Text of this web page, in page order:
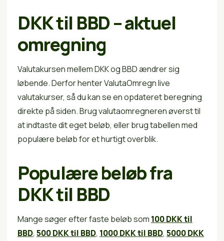
DKK til BBD – aktuel
omregning
Valutakursen mellem DKK og BBD ændrer sig
løbende. Derfor henter ValutaOmregn live
valutakurser, så du kan se en opdateret beregning
direkte på siden. Brug valutaomregneren øverst til
at indtaste dit eget beløb, eller brug tabellen med
populære beløb for et hurtigt overblik.
Populære beløb fra
DKK til BBD
Mange søger efter faste beløb som 100 DKK til
BBD, 500 DKK til BBD, 1000 DKK til BBD, 5000 DKK